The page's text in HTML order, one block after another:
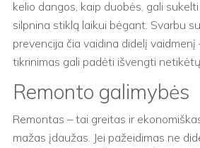
kelio dangos, kaip duobės, gali
silpnina stiklą laikui bėgant. Svarbu
prevencija čia vaidina didelį vaidmenį
tikrinimas gali padėti išvengti
Remonto galimybės
Remontas – tai greitas ir
mažas įdaužas. Jei pažeidimas ne